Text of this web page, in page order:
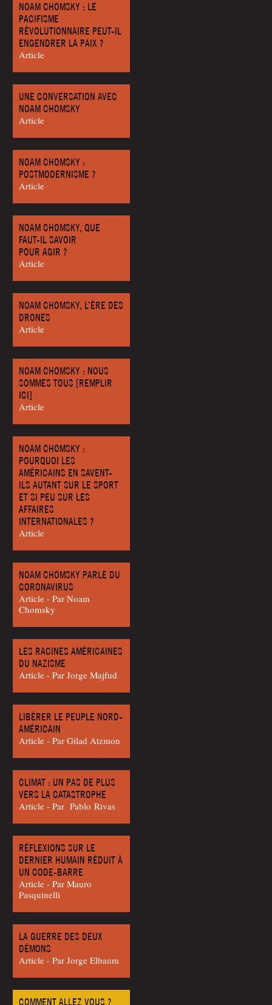
NOAM CHOMSKY : LE
PACIFISME
RÉVOLUTIONNAIRE PEUT-IL
ENGENDRER LA PAIX ?
Article
UNE CONVERSATION AVEC
NOAM CHOMSKY
Article
NOAM CHOMSKY :
POSTMODERNISME ?
Article
NOAM CHOMSKY, QUE
FAUT-IL SAVOIR
POUR AGIR ?
Article
NOAM CHOMSKY, L’ÈRE DES
DRONES
Article
NOAM CHOMSKY : NOUS
SOMMES TOUS [REMPLIR
ICI]
Article
NOAM CHOMSKY :
POURQUOI LES
AMÉRICAINS EN SAVENT-
ILS AUTANT SUR LE SPORT
ET SI PEU SUR LES
AFFAIRES
INTERNATIONALES ?
Article
NOAM CHOMSKY PARLE DU
CORONAVIRUS
Article - Par Noam
Chomsky
LES RACINES AMÉRICAINES
DU NAZISME
Article - Par Jorge Maj­fud
LIBÉRER LE PEUPLE NORD-
AMÉRICAIN
Article - Par Gilad Atz­mon
CLIMAT : UN PAS DE PLUS
VERS LA CATASTROPHE
Article - Par Pablo Rivas
RÉFLEXIONS SUR LE
DERNIER HUMAIN RÉDUIT À
UN CODE-BARRE
Article - Par Mau­ro
Pasquinelli
LA GUERRE DES DEUX
DÉMONS
Article - Par Jorge Elbaum
COMMENT ALLEZ VOUS ?